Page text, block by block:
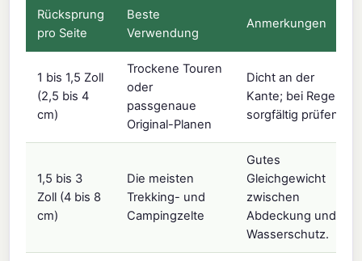
Rücksprung
pro Seite
Beste
Verwendung
Anmerkungen
1 bis 1,5 Zoll
(2,5 bis 4
cm)
Trockene Touren
oder
passgenaue
Original-Planen
Dicht an der
Kante; bei Regen
sorgfältig prüfen.
1,5 bis 3
Zoll (4 bis 8
cm)
Die meisten
Trekking- und
Campingzelte
Gutes
Gleichgewicht
zwischen
Abdeckung und
Wasserschutz.